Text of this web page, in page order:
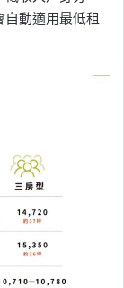
動適用最低租